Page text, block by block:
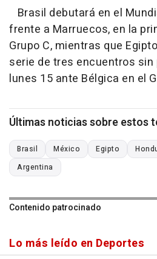
Brasil debutará en el
frente a Marruecos, en la
Grupo C, mientras que
serie de tres encuentros sin
lunes 15 ante Bélgica en el
Últimas noticias sobre estos
Brasil México Egipto
Argentina
Contenido patrocinado
Lo más leído en Deportes